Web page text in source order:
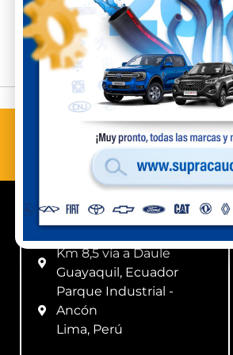
Km 8,5 vía a Daule
Guayaquil, Ecuador
Parque Industrial -
Ancón
Lima, Perú